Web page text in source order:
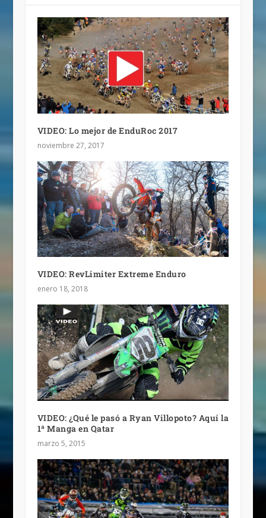
VIDEO: Lo mejor de EnduRoc 2017
noviembre 27, 2017
VIDEO: RevLimiter Extreme Enduro
enero 18, 2018
VIDEO: ¿Qué le pasó a Ryan Villopoto? Aquí la
1ª Manga en Qatar
marzo 5, 2015